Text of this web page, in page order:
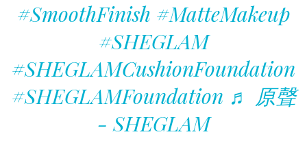
#SmoothFinish #MatteMakeup
#SHEGLAM
#SHEGLAMCushionFoundation
#SHEGLAMFoundation ♬ 原聲
- SHEGLAM